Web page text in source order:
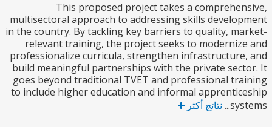
This proposed project takes a
multisectoral approach to addressing skills
in the country. By tackling key barriers to quality,
relevant training, the project seeks to
professionalize curricula, strengthen
build meaningful partnerships with the private
goes beyond traditional TVET and professional
to include higher education and informal
نتائج أكثر